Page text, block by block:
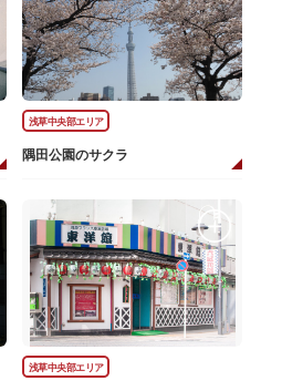
浅草中央部エリア
隅田公園のサクラ
浅草中央部エリア